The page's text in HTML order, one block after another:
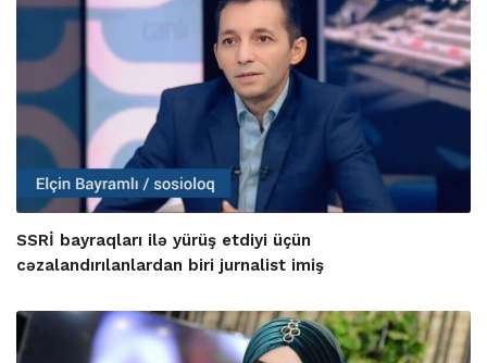
SSRİ bayraqları ilə yürüş etdiyi üçün
cəzalandırılanlardan biri jurnalist imiş